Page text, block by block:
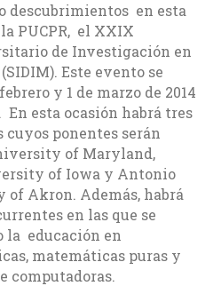
descubrimientos en esta
PUCPR, el XXIX
de Investigación en
Este evento se
y 1 de marzo de 2014
esta ocasión habrá tres
ponentes serán
of Maryland,
of Iowa y Antonio
of Akron. Además, habrá
en las que se
la educación en
matemáticas puras y
computadoras.